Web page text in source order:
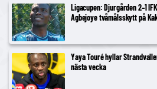
Ligacupen: Djurgården 2–1
Agbejoye tvåmålsskytt på
Yaya Touré hyllar
nästa vecka